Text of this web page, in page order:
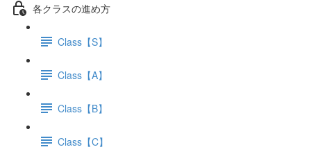
各クラスの進め方
Class【S】
Class【A】
Class【B】
Class【C】